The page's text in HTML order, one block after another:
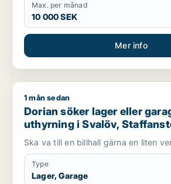
Max. per månad
10 000 SEK
Mer info
Dorian söker lager eller garage för
1 mån sedan
Dorian söker lager eller
uthyrning i Svalöv,
Burlöv m.fl.
Ska va till en billhall gärna en liten
Type
Lager, Garage